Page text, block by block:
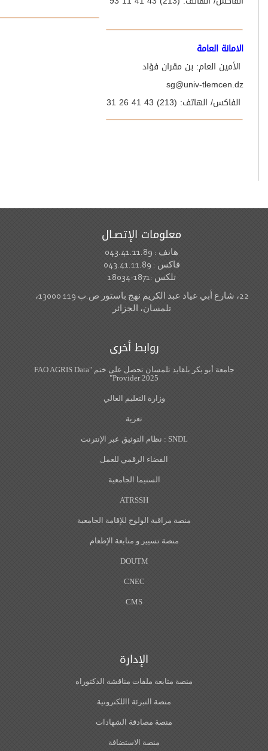
العامة
العام: بن مقران فؤاد
sg@univ-
الهاتف: (213) 43 41 26 31
معلومات الإتصـال
22، شارع أبي عياد عبد الكريم نهج باستور ص.ب 119 13000،
تلمسان، الجزائر
روابط أخرى
جامعة أبو بكر بلقايد تلمسان تحصل على ختم "FAO AGRIS Data
Provider 2025"
وزارة التعليم العالي
الفضاء الرقمي للعمل
السنيما الجامعية
منصة مراقبة الولوج للإقامة الجامعية
منصة تسيير و متابعة الإطعام
منصة متابعة ملفات مناقشة الدكتوراه
منصة التبرئة االلكترونية
منصة مصادقة الشهادات
منصة الاستضافة